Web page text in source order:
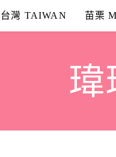
台灣 TAIWAN 苗栗
瑋